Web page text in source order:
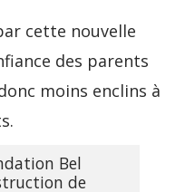
cette nouvelle
des parents
moins enclins à
Bel
de